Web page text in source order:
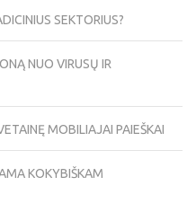
SEKTORIUS?
NUO VIRUSŲ IR
MOBILIAJAI PAIEŠKAI
KOKYBIŠKAM